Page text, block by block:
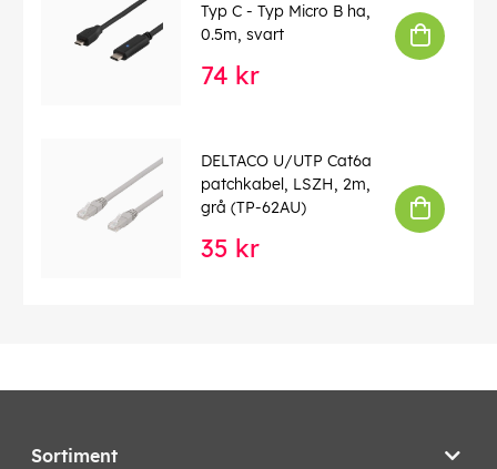
Typ C - Typ Micro B ha,
0.5m, svart
74 kr
DELTACO U/UTP Cat6a
patchkabel, LSZH, 2m,
grå (TP-62AU)
35 kr
Sortiment